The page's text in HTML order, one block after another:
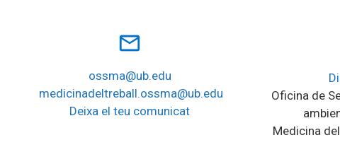
mail_outline
ossma@ub.edu
medicinadeltreball.ossma@ub.edu
Deixa el teu comunicat
Oficina de
Medicina